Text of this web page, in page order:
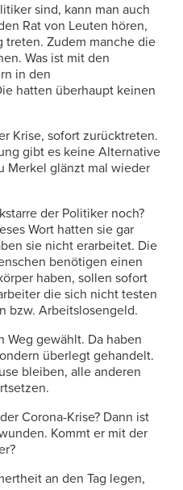
sind, kann man auch
Rat von Leuten hören,
treten. Zudem manche die
Was ist mit den
in den
hatten überhaupt keinen
Krise, sofort zurücktreten.
gibt es keine Alternative
Merkel glänzt mal wieder
der Politiker noch?
Wort hatten sie gar
sie nicht erarbeitet. Die
benötigen einen
haben, sollen sofort
die sich nicht testen
bzw. Arbeitslosengeld.
Weg gewählt. Da haben
überlegt gehandelt.
bleiben, alle anderen
Corona-Krise? Dann ist
Kommt er mit der
an den Tag legen,